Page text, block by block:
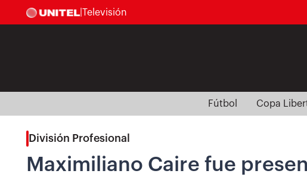
Televisión
Fútbol Copa
División Profesional
Maximiliano Caire fue